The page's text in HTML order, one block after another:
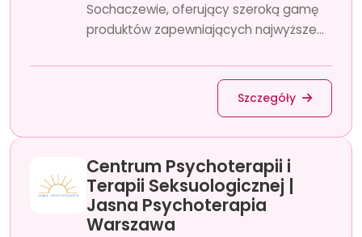
Sochaczewie, oferujący szeroką gamę
produktów zapewniających najwyższe...
Szczegóły
Centrum Psychoterapii i
Terapii Seksuologicznej |
Jasna Psychoterapia
Warszawa